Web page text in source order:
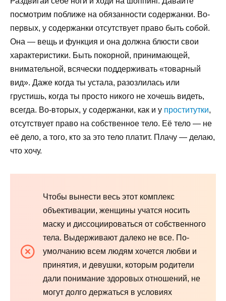
посмотрим поближе на обязанности содержанки. Во-
первых, у содержанки отсутствует право быть собой.
Она — вещь и функция и она должна блюсти свои
характеристики. Быть покорной, принимающей,
внимательной, всячески поддерживать «товарный
вид». Даже когда ты устала, разозлилась или
грустишь, когда ты просто никого не хочешь видеть,
всегда. Во-вторых, у содержанки, как и у проститутки,
отсутствует право на собственное тело. Её тело — не
её дело, а того, кто за это тело платит. Плачу — делаю,
что хочу.
Чтобы вынести весь этот комплекс
объективации, женщины учатся носить
маску и диссоциироваться от собственного
тела. Выдерживают далеко не все. По-
умолчанию всем людям хочется любви и
принятия, и девушки, которым родители
дали понимание здоровых отношений, не
могут долго держаться в условиях